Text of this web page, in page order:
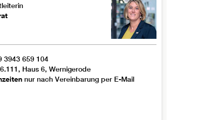
3943 659 104
6.111, Haus 6, Wernigerode
nur nach Vereinbarung per E-Mail